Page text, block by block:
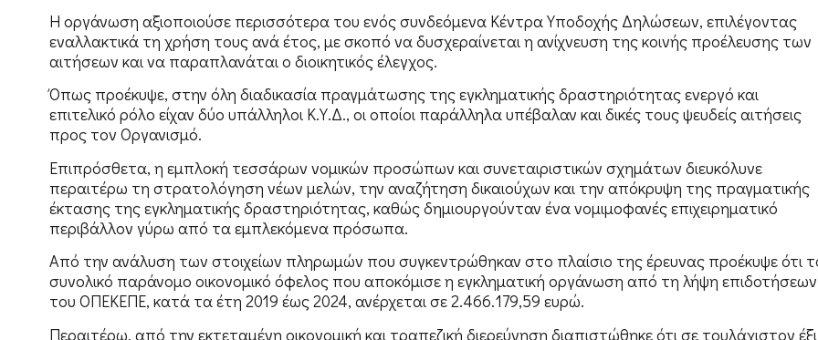
Η οργάνωση αξιοποιούσε περισσότερα του ενός συνδεόμενα Κέντρα Υποδοχής Δηλώσεων, επιλέγοντας
εναλλακτικά τη χρήση τους ανά έτος, με σκοπό να δυσχεραίνεται η ανίχνευση της κοινής προέλευσης των
αιτήσεων και να παραπλανάται ο διοικητικός έλεγχος.
Όπως προέκυψε, στην όλη διαδικασία πραγμάτωσης της εγκληματικής δραστηριότητας ενεργό και
επιτελικό ρόλο είχαν δύο υπάλληλοι Κ.Υ.Δ., οι οποίοι παράλληλα υπέβαλαν και δικές τους ψευδείς αιτήσεις
προς τον Οργανισμό.
Επιπρόσθετα, η εμπλοκή τεσσάρων νομικών προσώπων και συνεταιριστικών σχημάτων διευκόλυνε
περαιτέρω τη στρατολόγηση νέων μελών, την αναζήτηση δικαιούχων και την απόκρυψη της πραγματικής
έκτασης της εγκληματικής δραστηριότητας, καθώς δημιουργούνταν ένα νομιμοφανές επιχειρηματικό
περιβάλλον γύρω από τα εμπλεκόμενα πρόσωπα.
Από την ανάλυση των στοιχείων πληρωμών που συγκεντρώθηκαν στο πλαίσιο της έρευνας προέκυψε ότι
συνολικό παράνομο οικονομικό όφελος που αποκόμισε η εγκληματική οργάνωση από τη λήψη επιδοτήσεων
του ΟΠΕΚΕΠΕ, κατά τα έτη 2019 έως 2024, ανέρχεται σε 2.466.179,59 ευρώ.
Περαιτέρω, από την εκτεταμένη οικονομική και τραπεζική διερεύνηση διαπιστώθηκε ότι σε τουλάχιστον έξι